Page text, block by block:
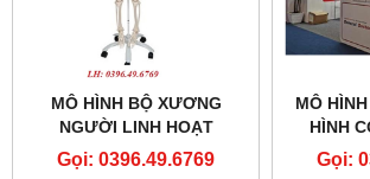
MÔ HÌNH BỘ XƯƠNG
NGƯỜI LINH HOẠT
1020178
Gọi: 0396.49.6769
MÔ
HÌNH
Gọi: